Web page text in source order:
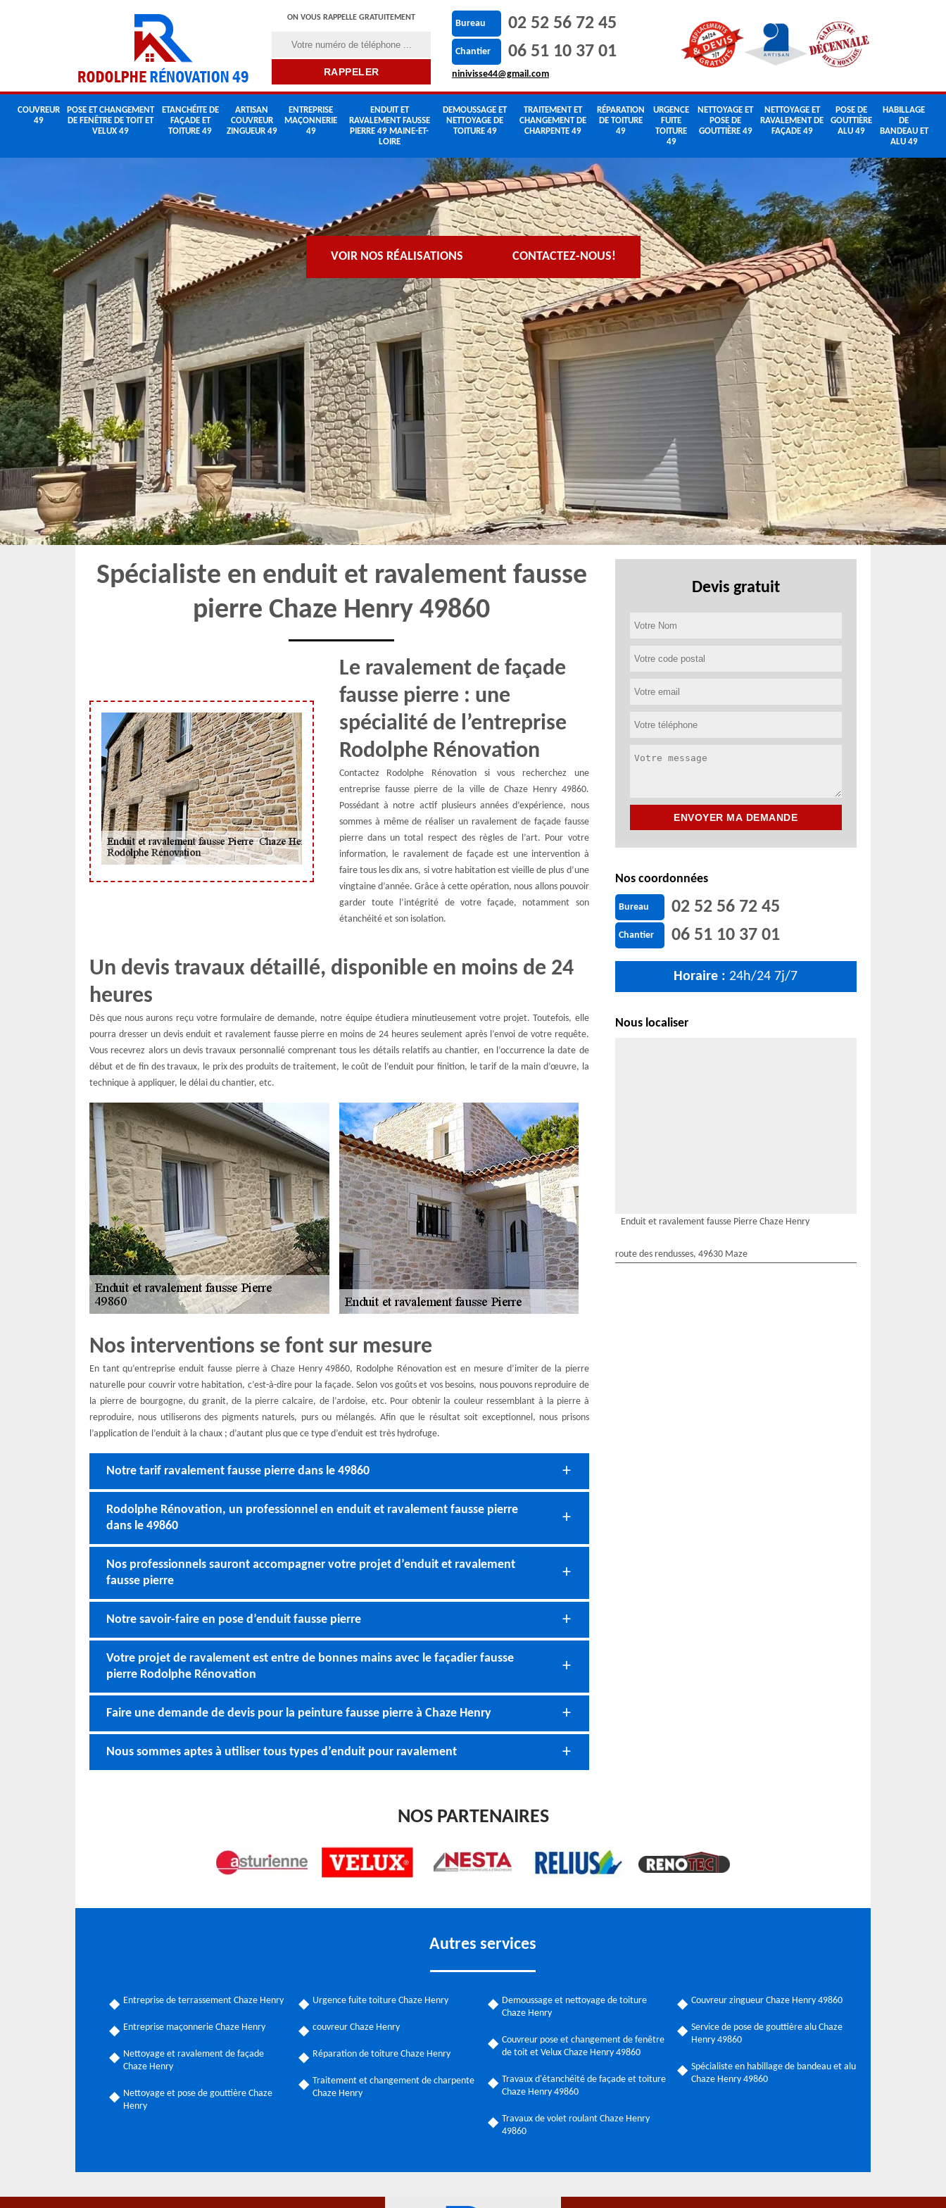
ON VOUS RAPPELLE GRATUITEMENT
Bureau 02 52 56 72 45
Chantier 06 51 10 37 01
ninivisse44@gmail.com
COUVREUR
49
POSE ET CHANGEMENT
DE FENÊTRE DE TOIT ET
VELUX 49
ETANCHÉITE DE
FAÇADE ET
TOITURE 49
ARTISAN
COUVREUR
ZINGUEUR 49
ENTREPRISE
MAÇONNERIE
49
ENDUIT ET
RAVALEMENT FAUSSE
PIERRE 49 MAINE-ET-
LOIRE
DEMOUSSAGE ET
NETTOYAGE DE
TOITURE 49
TRAITEMENT ET
CHANGEMENT DE
CHARPENTE 49
RÉPARATION
DE TOITURE
49
URGENCE
FUITE
TOITURE
49
NETTOYAGE ET
POSE DE
GOUTTIÈRE 49
NETTOYAGE ET
RAVALEMENT DE
FAÇADE 49
POSE DE
GOUTTIÈRE
ALU 49
HABILLAGE
DE
BANDEAU ET
ALU 49
VOIR NOS RÉALISATIONS CONTACTEZ-NOUS!
Spécialiste en enduit et ravalement fausse
pierre Chaze Henry 49860
Le ravalement de façade
fausse pierre : une
spécialité de l’entreprise
Rodolphe Rénovation
Contactez Rodolphe Rénovation si vous recherchez une
entreprise fausse pierre de la ville de Chaze Henry 49860.
Possédant à notre actif plusieurs années d’expérience, nous
sommes à même de réaliser un ravalement de façade fausse
pierre dans un total respect des règles de l’art. Pour votre
information, le ravalement de façade est une intervention à
faire tous les dix ans, si votre habitation est vieille de plus d’une
vingtaine d’année. Grâce à cette opération, nous allons pouvoir
garder toute l’intégrité de votre façade, notamment son
étanchéité et son isolation.
Un devis travaux détaillé, disponible en moins de 24
heures
Dès que nous aurons reçu votre formulaire de demande, notre équipe étudiera minutieusement votre projet. Toutefois, elle
pourra dresser un devis enduit et ravalement fausse pierre en moins de 24 heures seulement après l’envoi de votre requête.
Vous recevrez alors un devis travaux personnalié comprenant tous les détails relatifs au chantier, en l’occurrence la date de
début et de fin des travaux, le prix des produits de traitement, le coût de l’enduit pour finition, le tarif de la main d’œuvre, la
technique à appliquer, le délai du chantier, etc.
Nos interventions se font sur mesure
En tant qu’entreprise enduit fausse pierre à Chaze Henry 49860, Rodolphe Rénovation est en mesure d’imiter de la pierre
naturelle pour couvrir votre habitation, c’est-à-dire pour la façade. Selon vos goûts et vos besoins, nous pouvons reproduire de
la pierre de bourgogne, du granit, de la pierre calcaire, de l’ardoise, etc. Pour obtenir la couleur ressemblant à la pierre à
reproduire, nous utiliserons des pigments naturels, purs ou mélangés. Afin que le résultat soit exceptionnel, nous prisons
l’application de l’enduit à la chaux ; d’autant plus que ce type d’enduit est très hydrofuge.
Notre tarif ravalement fausse pierre dans le 49860
Rodolphe Rénovation, un professionnel en enduit et ravalement fausse pierre
dans le 49860
Nos professionnels sauront accompagner votre projet d’enduit et ravalement
fausse pierre
Notre savoir-faire en pose d’enduit fausse pierre
Votre projet de ravalement est entre de bonnes mains avec le façadier fausse
pierre Rodolphe Rénovation
Faire une demande de devis pour la peinture fausse pierre à Chaze Henry
Nous sommes aptes à utiliser tous types d’enduit pour ravalement
Devis gratuit
Nos coordonnées
Bureau 02 52 56 72 45
Chantier 06 51 10 37 01
Horaire : 24h/24 7j/7
Nous localiser
Enduit et ravalement fausse Pierre Chaze Henry
route des rendusses, 49630 Maze
NOS PARTENAIRES
Autres services
Entreprise de terrassement Chaze Henry
Entreprise maçonnerie Chaze Henry
Nettoyage et ravalement de façade
Chaze Henry
Nettoyage et pose de gouttière Chaze
Henry
Urgence fuite toiture Chaze Henry
couvreur Chaze Henry
Réparation de toiture Chaze Henry
Traitement et changement de charpente
Chaze Henry
Demoussage et nettoyage de toiture
Chaze Henry
Couvreur pose et changement de fenêtre
de toit et Velux Chaze Henry 49860
Travaux d'étanchéité de façade et toiture
Chaze Henry 49860
Travaux de volet roulant Chaze Henry
49860
Couvreur zingueur Chaze Henry 49860
Service de pose de gouttière alu Chaze
Henry 49860
Spécialiste en habillage de bandeau et alu
Chaze Henry 49860